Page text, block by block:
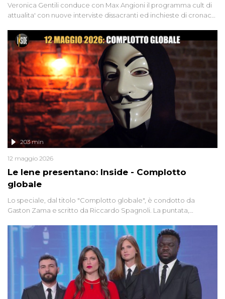
Veronica Gentili conduce con Max Angioni il programma cult di
attualita' con nuove interviste dissacranti ed inchieste di cronaca
Le Iene presentano: Inside - Complotto
globale
203 min
12 maggio 2026
Lo speciale, dal titolo "Complotto globale", è condotto da
Gaston Zama e scritto da Riccardo Spagnoli. La puntata,
racconta l'universo delle narrazioni alternative, dei sospetti
globali e del complottismo che negli ultimi anni hanno invaso
social network, talk show, piazze digitali e immaginario collettivo.